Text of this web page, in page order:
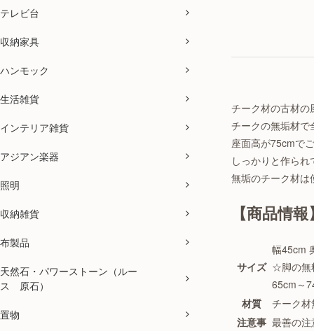
テレビ台
収納家具
ハンモック
生活雑貨
インテリア雑貨
アジアン楽器
照明
収納雑貨
布製品
天然石・パワーストーン（ルー
ス 原石）
置物
チーク材の古材
チークの無垢材で
座面高が75cmで
しっかりと作ら
無垢のチーク材は
【商品情
サイズ
幅45cm
☆脚の無
65cm～
材質
チーク材
注意事 最善の